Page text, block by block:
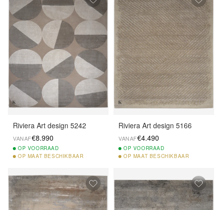
Riviera Art design 5242
VANAF€8.990
OP VOORRAAD
OP MAAT BESCHIKBAAR
Riviera Art design 5166
VANAF€4.490
OP VOORRAAD
OP MAAT BESCHIKBAAR